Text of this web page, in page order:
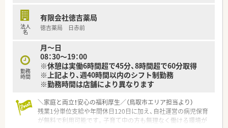
【職場環境と雰囲気】
ら中途入社まで馴染みやすい和やかな雰囲気です。
■代表者や採用担当者との距離が近く、意見交換がしやすい環境
であるため、風通しの良さを実感しながら勤務できます。
■薬剤師1人あたりの処方箋枚数を適切に調整しており、無理な
負担がかからないようお互いにフォローし合う職場です。
法人
名
有限会社徳吉薬局
徳吉薬局 日赤前
勤務
時間
月～日
08：30～19：00
※休憩は実働6時間超で45分、8時間超で60分取得
※上記より、週40時間以内のシフト制勤務
※勤務時間は店舗により異なります
＼家庭と両立！安心の福利厚生／（鳥取市エリア担当より）
残業1分単位支給や年間休日120日に加え、自社運営の病児保育
が無料で利用可能です。子育て中の方も無理なく働ける環境が